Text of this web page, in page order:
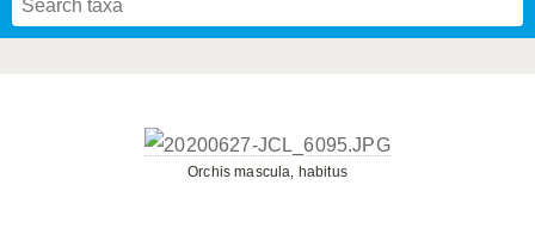
Orchis mascula, habitus